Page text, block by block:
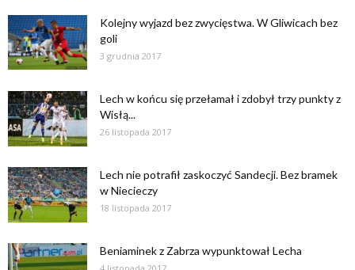
Kolejny wyjazd bez zwycięstwa. W Gliwicach bez
goli
3 grudnia 2017
Lech w końcu się przełamał i zdobył trzy punkty z
Wisłą...
26 listopada 2017
Lech nie potrafił zaskoczyć Sandecji. Bez bramek
w Niecieczy
18 listopada 2017
Beniaminek z Zabrza wypunktował Lecha